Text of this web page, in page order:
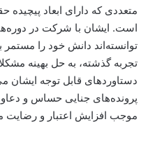
متعددی که دارای ابعاد پیچیده
است. ایشان با شرکت در
توانسته‌اند دانش خود را مستمر
تجربه گذشته، به حل بهینه
دستاوردهای قابل توجه ایشان
پرونده‌های جنایی حساس و
موجب افزایش اعتبار و